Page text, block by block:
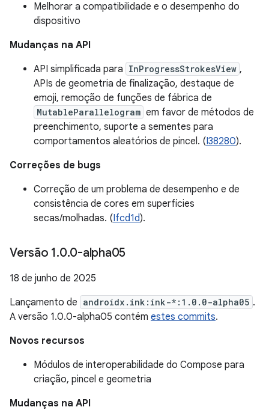
Melhorar a compatibilidade e o desempenho do
dispositivo
Mudanças na API
API simplificada para InProgressStrokesView ,
APIs de geometria de finalização, destaque de
emoji, remoção de funções de fábrica de
MutableParallelogram em favor de métodos de
preenchimento, suporte a sementes para
comportamentos aleatórios de pincel. (I38280).
Correções de bugs
Correção de um problema de desempenho e de
consistência de cores em superfícies
secas/molhadas. (Ifcd1d).
Versão 1.0.0-alpha05
18 de junho de 2025
Lançamento de androidx.ink:ink-*:1.0.0-alpha05 .
A versão 1.0.0-alpha05 contém estes commits.
Novos recursos
Módulos de interoperabilidade do Compose para
criação, pincel e geometria
Mudanças na API